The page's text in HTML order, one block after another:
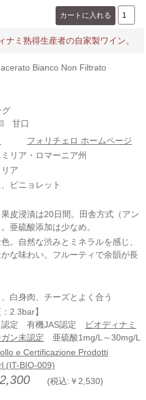
ミ熟得生産者の自家製ワイン。
Bianco Non Filtrato
グ
甘口
フォリチェロ ホームページ
リア・ロマーニア州
ア
ピニョレット
皮浸漬は20日間。田舎方式（アン
亜硫酸添加は少なめ。
。自然な渋みとミネラルを感じ、
な味わい。フルーティで余韻が長
白身肉、チーズとよく合う
2.3bar】
認定 有機JAS認定
ビオディナミ
ン未認定 亜硫酸1mg/L～30mg/L
e Certificazione Prodotti
(IT-BIO-009)
2,300 (税込:￥2,530)